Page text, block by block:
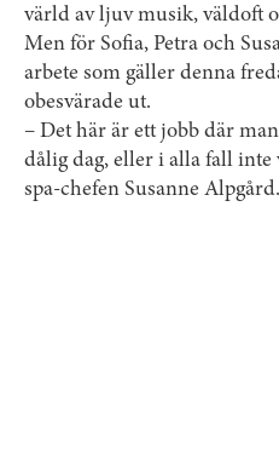
värld av ljuv musik, väldoft
Men för Sofia, Petra och
arbete som gäller denna
obesvärade ut.
– Det här är ett jobb där
dålig dag, eller i alla fall inte
spa-chefen ­Susanne Alpgård.